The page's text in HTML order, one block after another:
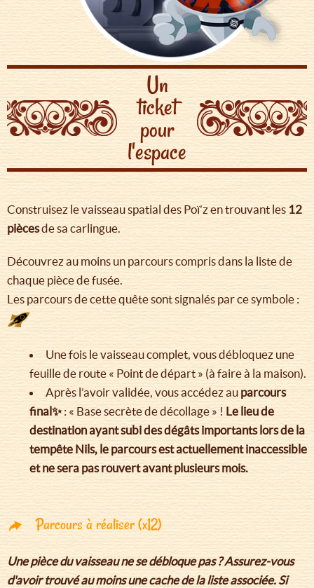
Un
ticket
pour
l'espace
Construisez le vaisseau spatial des Poï’z en trouvant les 12
piècesde sa carlingue.
Découvrez au moins un parcours compris dans la liste de
chaque pièce de fusée.
Les parcours de cette quête sont signalés par ce symbole :
Une fois le vaisseau complet, vous débloquez une
feuille de route « Point de départ » (à faire à la maison).
Après l’avoir validée, vous accédez au parcours
final✨: « Base secrète de décollage » ! Le lieu de
destination ayant subi des dégâts importants lors de la
tempête Nils, le parcours est actuellement inaccessible
et ne sera pas rouvert avant plusieurs mois.
Parcours à réaliser (x12)
Une pièce du vaisseau ne se débloque pas ? Assurez-vous
d'avoir trouvé au moins une cache de la liste associée. Si